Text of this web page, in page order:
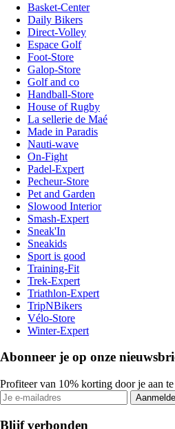
Basket-Center
Daily Bikers
Direct-Volley
Espace Golf
Foot-Store
Galop-Store
Golf and co
Handball-Store
House of Rugby
La sellerie de Maé
Made in Paradis
Nauti-wave
On-Fight
Padel-Expert
Pecheur-Store
Pet and Garden
Slowood Interior
Smash-Expert
Sneak'In
Sneakids
Sport is good
Training-Fit
Trek-Expert
Triathlon-Expert
TripNBikers
Vélo-Store
Winter-Expert
Abonneer je op onze
Profiteer van 10% korting door je aan
Blijf verbonden